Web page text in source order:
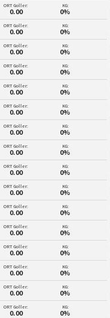
ORT Goller:
0.00
KG:
0%
ORT Goller:
0.00
KG:
0%
ORT Goller:
0.00
KG:
0%
ORT Goller:
0.00
KG:
0%
ORT Goller:
0.00
KG:
0%
ORT Goller:
0.00
KG:
0%
ORT Goller:
0.00
KG:
0%
ORT Goller:
0.00
KG:
0%
ORT Goller:
0.00
KG:
0%
ORT Goller:
0.00
KG:
0%
ORT Goller:
0.00
KG:
0%
ORT Goller:
0.00
KG:
0%
ORT Goller:
0.00
KG:
0%
ORT Goller:
0.00
KG:
0%
ORT Goller:
0.00
KG:
0%
ORT Goller:
0.00
KG:
0%